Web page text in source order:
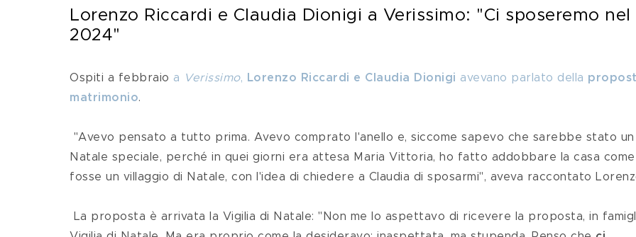
Lorenzo Riccardi e Claudia Dionigi a Verissimo: "Ci sposeremo nel
2024"
Ospiti a febbraio a Verissimo, Lorenzo Riccardi e Claudia Dionigi avevano parlato della
matrimonio.
Natale speciale, perché in quei giorni era attesa Maria Vittoria, ho fatto addobbare la casa come
fosse un villaggio di Natale, con l'idea di chiedere a Claudia di sposarmi", aveva raccontato